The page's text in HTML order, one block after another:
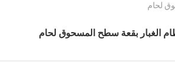
لحام
الغبار بقعة سطح المسحوق لحام